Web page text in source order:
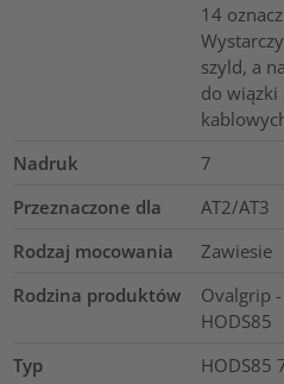
14
szyld, a
do wiązki
Nadruk
7
Przeznaczone dla
AT2/AT3
Rodzaj mocowania
Zawiesie
Rodzina produktów
Ovalgrip
HODS85
Typ
HODS85